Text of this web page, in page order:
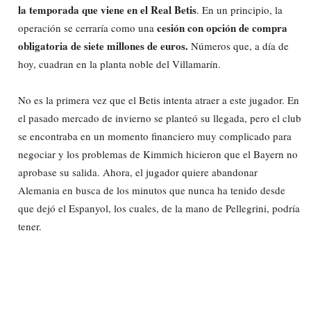
la temporada que viene en el Real Betis. En un principio, la
operación se cerraría como una cesión con opción de compra
obligatoria de siete millones de euros. Números que, a día de
hoy, cuadran en la planta noble del Villamarín.
No es la primera vez que el Betis intenta atraer a este jugador. En
el pasado mercado de invierno se planteó su llegada, pero el club
se encontraba en un momento financiero muy complicado para
negociar y los problemas de Kimmich hicieron que el Bayern no
aprobase su salida. Ahora, el jugador quiere abandonar
Alemania en busca de los minutos que nunca ha tenido desde
que dejó el Espanyol, los cuales, de la mano de Pellegrini, podría
tener.